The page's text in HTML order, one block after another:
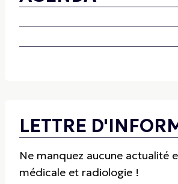
LETTRE
Ne manquez aucune actualité
médicale et radiologie !